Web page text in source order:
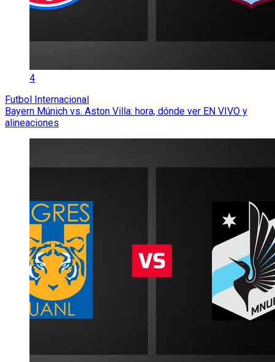
4
Futbol Internacional
Bayern Múnich vs. Aston Villa: hora, dónde ver EN VIVO y
alineaciones